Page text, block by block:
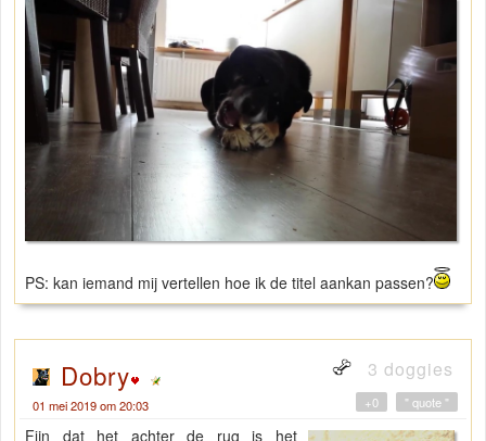
PS: kan iemand mij vertellen hoe ik de titel aankan passen?
Dobry 3 doggies
01 mei 2019 om 20:03 " quote "
+0
Fijn dat het achter de rug is het